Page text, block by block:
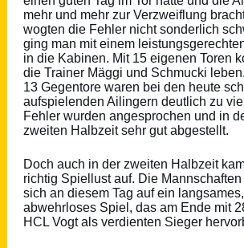
mehr und mehr zur Verzweiflung
wogten die Fehler nicht sonderlich
ging man mit einem
in die Kabinen. Mit 15 eigenen Toren
die Trainer Mäggi und Schmucki
13 Gegentore waren bei den heute
aufspielenden Ailingern deutlich zu
Fehler wurden angesprochen und in
zweiten Halbzeit sehr gut abgestellt.
Doch auch in der zweiten Halbzeit
richtig Spiellust auf. Die
sich an diesem Tag auf ein langsames,
abwehrloses Spiel, das am Ende mit
HCL Vogt als verdienten Sieger